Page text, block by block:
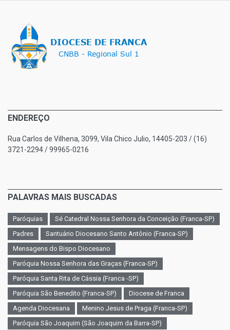
ENDEREÇO
Rua Carlos de Vilhena, 3099, Vila Chico Julio, 14405-203 / (16)
3721-2294 / 99965-0216
PALAVRAS MAIS BUSCADAS
Paróquias
Sé Catedral Nossa Senhora da Conceição (Franca-SP)
Padres
Santuário Diocesano Santo Antônio (Franca-SP)
Mensagens do Bispo Diocesano
Paróquia Nossa Senhora das Graças (Franca-SP)
Paróquia Santa Rita de Cássia (Franca -SP)
Paróquia São Benedito (Franca-SP)
Diocese de Franca
Agenda Diocesana
Menino Jesus de Praga (Franca-SP)
Paróquia São Joaquim (São Joaquim da Barra-SP)